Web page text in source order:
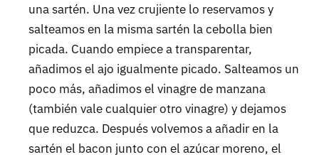
una sartén. Una vez crujiente lo reservamos y
salteamos en la misma sartén la cebolla bien
picada. Cuando empiece a transparentar,
añadimos el ajo igualmente picado. Salteamos un
poco más, añadimos el vinagre de manzana
(también vale cualquier otro vinagre) y dejamos
que reduzca. Después volvemos a añadir en la
sartén el bacon junto con el azúcar moreno, el